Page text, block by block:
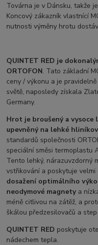
Továrna je v Dánsku, takže
Koncový zákazník vlastnící
nutnosti výměny hrotu
QUINTET RED je
ORTOFON. Tato základní
ceny / výkonu a je
světě, naposledy získala
Germany.
Hrot je broušený a
upevněný na lehké
standardů společnosti
speciální směsi termoplastu
Tento lehký, nárazuvzdorný
vstřikování a poskytuje
dosažení optimálního
neodymové magnetya
méně citlivou na zátěž, a
škálou předzesilovačů a
QUINTET RED poskytuje
nádechem tepla.